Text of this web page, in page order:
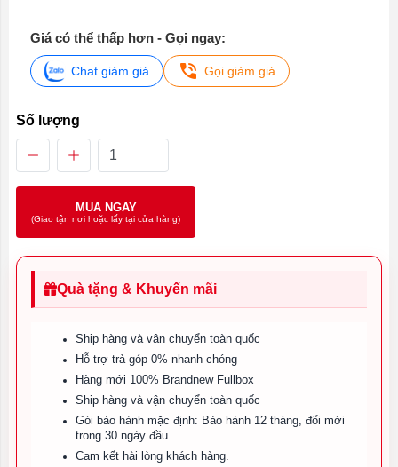
Giá có thể thấp hơn - Gọi ngay:
Chat giảm giá Gọi giảm giá
Số lượng
MUA NGAY
(Giao tận nơi hoặc lấy tại cửa hàng)
Quà tặng & Khuyến mãi
Ship hàng và vận chuyển toàn quốc
Hỗ trợ trả góp 0% nhanh chóng
Hàng mới 100% Brandnew Fullbox
Ship hàng và vận chuyển toàn quốc
Gói bảo hành mặc định: Bảo hành 12 tháng, đổi mới
trong 30 ngày đầu.
Cam kết hài lòng khách hàng.